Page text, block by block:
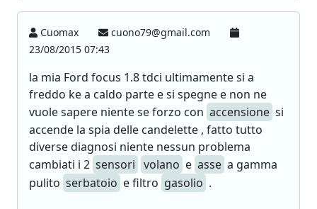
Cuomax
cuono79@gmail.com
23/08/2015 07:43
la mia Ford focus 1.8 tdci ultimamente si a
freddo ke a caldo parte e si spegne e non ne
vuole sapere niente se forzo con accensione si
accende la spia delle candelette , fatto tutto
diverse diagnosi niente nessun problema
cambiati i 2 sensori volano e asse a gamma
pulito serbatoio e filtro gasolio .